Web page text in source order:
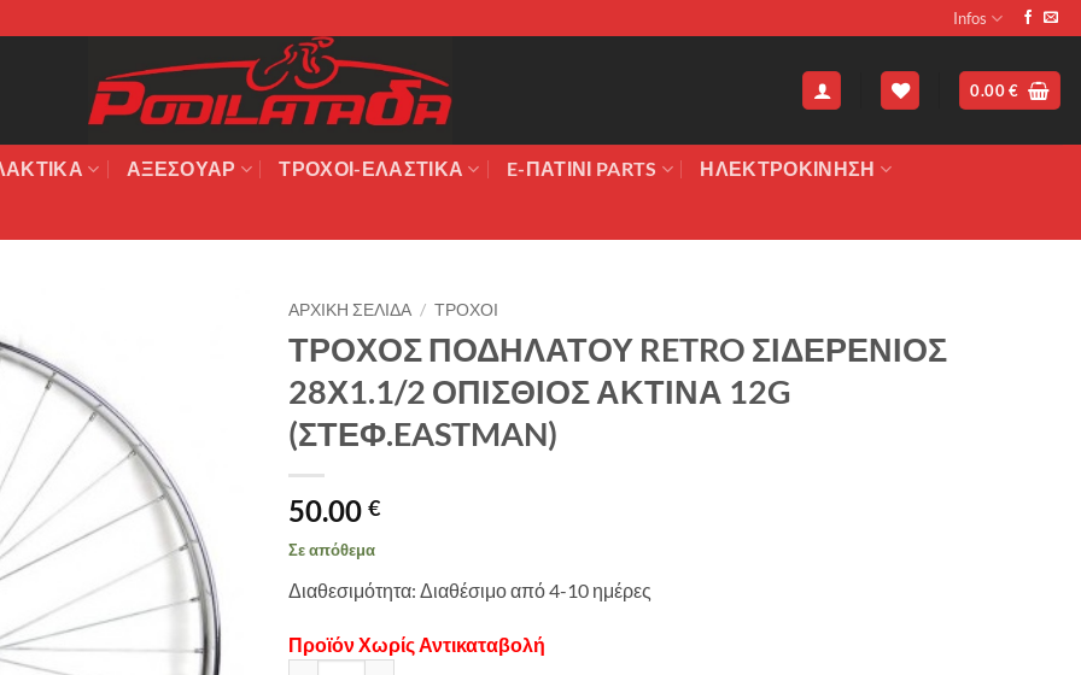
Infos
0.00€
ΑΞΕΣΟΥΆΡ ΤΡΟΧΟΙ-ΕΛΑΣΤΙΚΑ E-ΠΑΤΙΝΙ PARTS ΗΛΕΚΤΡΟΚΙΝΗΣΗ
ΑΡΧΙΚΉ ΣΕΛΊΔΑ / ΤΡΟΧΟΙ
ΤΡΟΧΟΣ ΠΟΔΗΛΑΤΟΥ RETRO ΣΙΔΕΡΕΝΙΟΣ
28Χ1.1/2 ΟΠΙΣΘΙΟΣ ΑΚΤΙΝΑ 12G
(ΣΤΕΦ.EASTMAN)
50.00 €
Σε απόθεμα
Διαθεσιμότητα: Διαθέσιμο από 4-10 ημέρες
Προϊόν Χωρίς Αντικαταβολή